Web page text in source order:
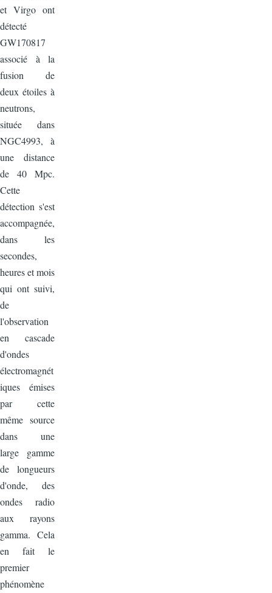
et Virgo ont
détecté
GW170817
associé à la
fusion de
deux étoiles à
neutrons,
située dans
NGC4993, à
une distance
de 40 Mpc.
Cette
détection s'est
accompagnée,
dans les
secondes,
heures et mois
qui ont suivi,
de
l'observation
en cascade
d'ondes
électromagnét
iques émises
par cette
même source
dans une
large gamme
de longueurs
d'onde, des
ondes radio
aux rayons
gamma. Cela
en fait le
premier
phénomène